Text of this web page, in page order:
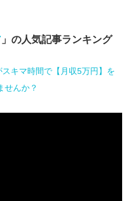
」の人気記事ランキング
キマ時間で【月収5万円】を
せんか？